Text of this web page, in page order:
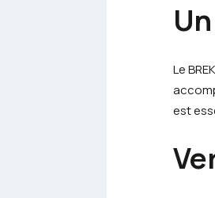
Le
est